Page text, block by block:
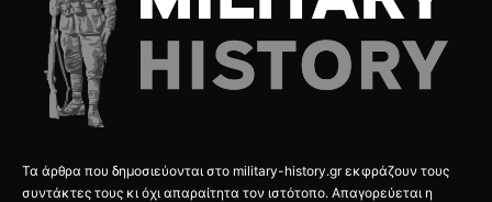
Τα άρθρα που δημοσιεύονται στο military-history.gr εκφράζουν τους
συντάκτες τους κι όχι απαραίτητα τον ιστότοπο. Απαγορεύεται η